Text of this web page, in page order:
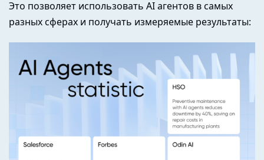
Это позволяет использовать AI агентов в самых
разных сферах и получать измеряемые результаты: